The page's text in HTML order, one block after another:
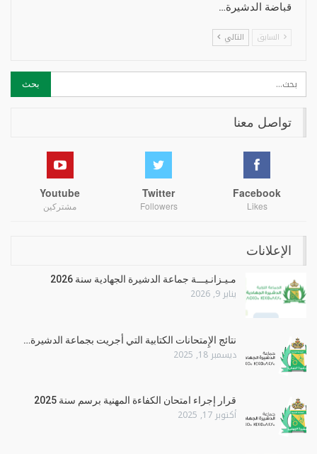
قباضة الدشيرة…
السابق التالي
تواصل معنا
Facebook
Likes
Twitter
Followers
Youtube
مشتركين
الإعلانات
مـيـزانـيـــة جماعة الدشيرة الجهادية سنة 2026
يناير 9, 2026
نتائج الإِمتحانات الكتابية التي أجريت بجماعة الدشيرة…
ديسمبر 18, 2025
قرار إجراء امتحان الكفاءة المهنية برسم سنة 2025
أكتوبر 17, 2025